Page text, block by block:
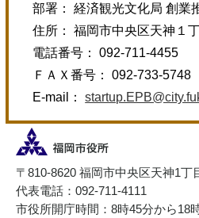
部署： 経済観光文化局 創業
住所： 福岡市中央区天神１
電話番号： 092-711-4455
ＦＡＸ番号： 092-733-5748
E-mail：
〒810-8620 福岡市中央区天神1丁
代表電話：092-711-4111
市役所開庁時間：8時45分から18